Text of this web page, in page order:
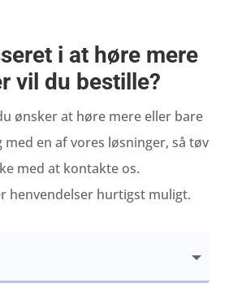
i at høre mere
vil du bestille?
ønsker at høre mere eller bare
med en af vores løsninger, så tøv
med at kontakte os.
henvendelser hurtigst muligt.